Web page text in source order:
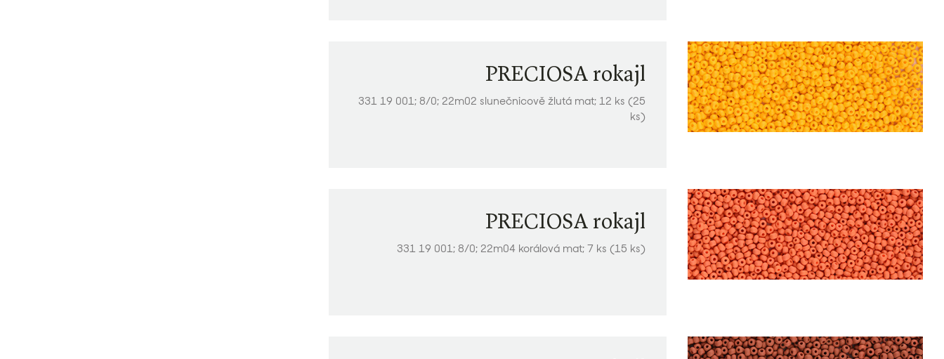
PRECIOSA rokajl
331 19 001; 8/0; 22m02 slunečnicově žlutá mat; 12 ks (25
ks)
PRECIOSA rokajl
331 19 001; 8/0; 22m04 korálová mat; 7 ks (15 ks)